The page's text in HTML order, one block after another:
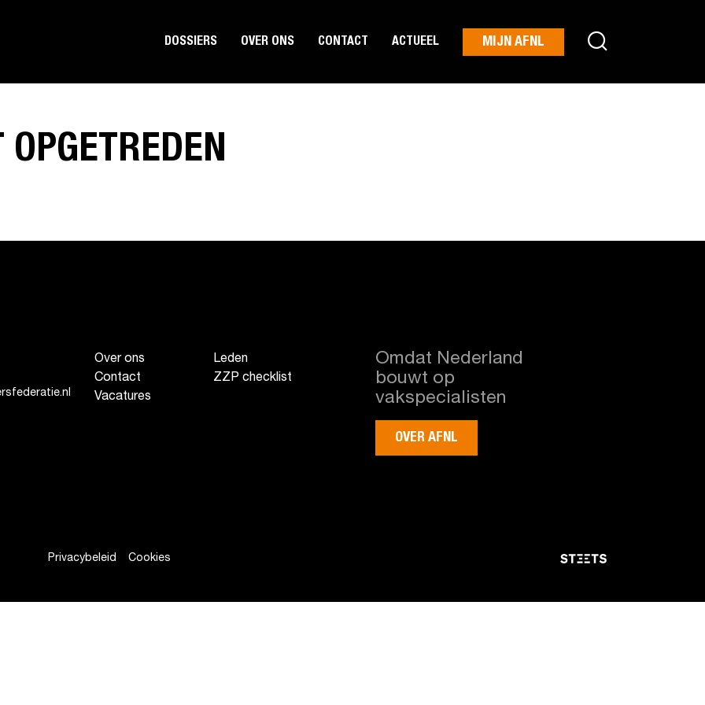
DOSSIERS OVER ONS CONTACT ACTUEEL MIJN AFNL
OPGETREDEN
Over ons
Contact
Vacatures
Leden
ZZP checklist
Omdat Nederland
bouwt op
vakspecialisten
OVER AFNL
Privacybeleid Cookies